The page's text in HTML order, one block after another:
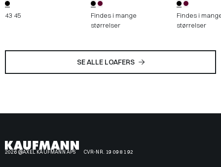
43 45
Findes i mange
størrelser
Findes i
størrelser
SE ALLE LOAFERS
2026 @AXEL KAUFMANN APS CVR-NR. 19 09 81 92